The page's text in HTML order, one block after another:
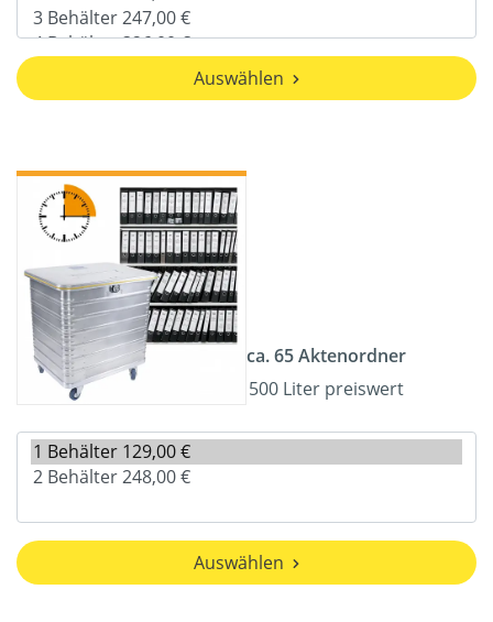
Auswählen
ca. 65 Aktenordner
500 Liter preiswert
Auswählen